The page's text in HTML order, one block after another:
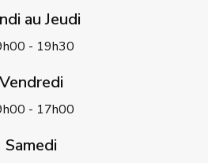
au Jeudi
- 19h30
Vendredi
- 17h00
Samedi